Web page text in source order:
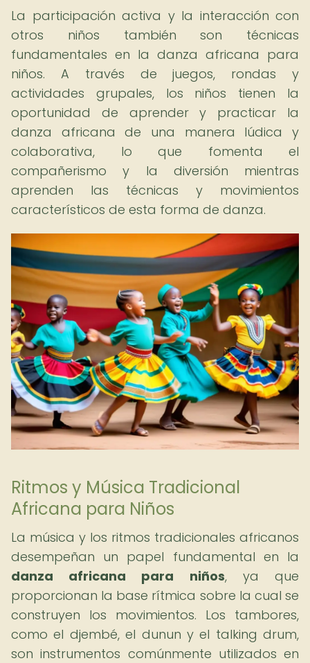
La participación activa y la interacción con
otros niños también son técnicas
fundamentales en la danza africana para
niños. A través de juegos, rondas y
actividades grupales, los niños tienen la
oportunidad de aprender y practicar la
danza africana de una manera lúdica y
colaborativa, lo que fomenta el
compañerismo y la diversión mientras
aprenden las técnicas y movimientos
característicos de esta forma de danza.
Ritmos y Música Tradicional
Africana para Niños
La música y los ritmos tradicionales africanos
desempeñan un papel fundamental en la
danza africana para niños, ya que
proporcionan la base rítmica sobre la cual se
construyen los movimientos. Los tambores,
como el djembé, el dunun y el talking drum,
son instrumentos comúnmente utilizados en